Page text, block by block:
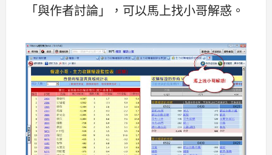
「與作者討論」，可以馬上找小哥解惑。